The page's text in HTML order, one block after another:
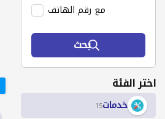
مع رقم الهاتف
بحث
اختر الفئة
خدمات15